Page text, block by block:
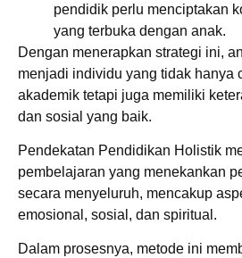
pendidik perlu menciptakan
yang terbuka dengan anak.
Dengan menerapkan strategi ini,
menjadi individu yang tidak hanya
akademik tetapi juga memiliki
dan sosial yang baik.
Pendekatan Pendidikan Holistik
pembelajaran yang menekankan
secara menyeluruh, mencakup
emosional, sosial, dan spiritual.
Dalam prosesnya, metode ini